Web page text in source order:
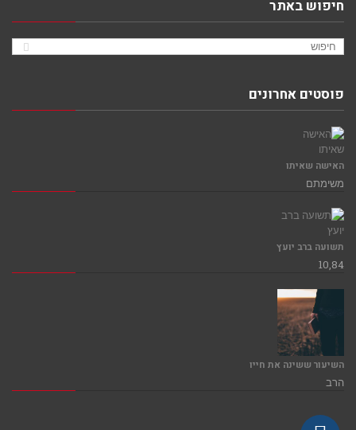
חיפוש באתר
פוסטים אחרונים
האישה שאיתו
משימתם
תשועה ברב יועץ
10,84
השיעור ששינה את חייו
הרב